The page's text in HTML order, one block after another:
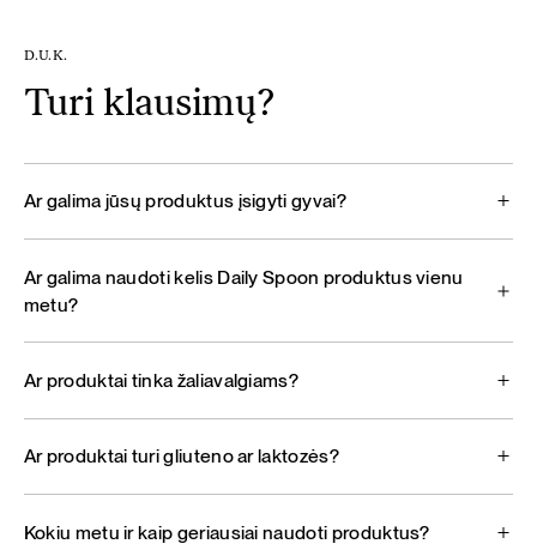
D.U.K.
Turi klausimų?
Ar galima jūsų produktus įsigyti gyvai?
Ar galima naudoti kelis Daily Spoon produktus vienu
metu?
Ar produktai tinka žaliavalgiams?
Ar produktai turi gliuteno ar laktozės?
Kokiu metu ir kaip geriausiai naudoti produktus?